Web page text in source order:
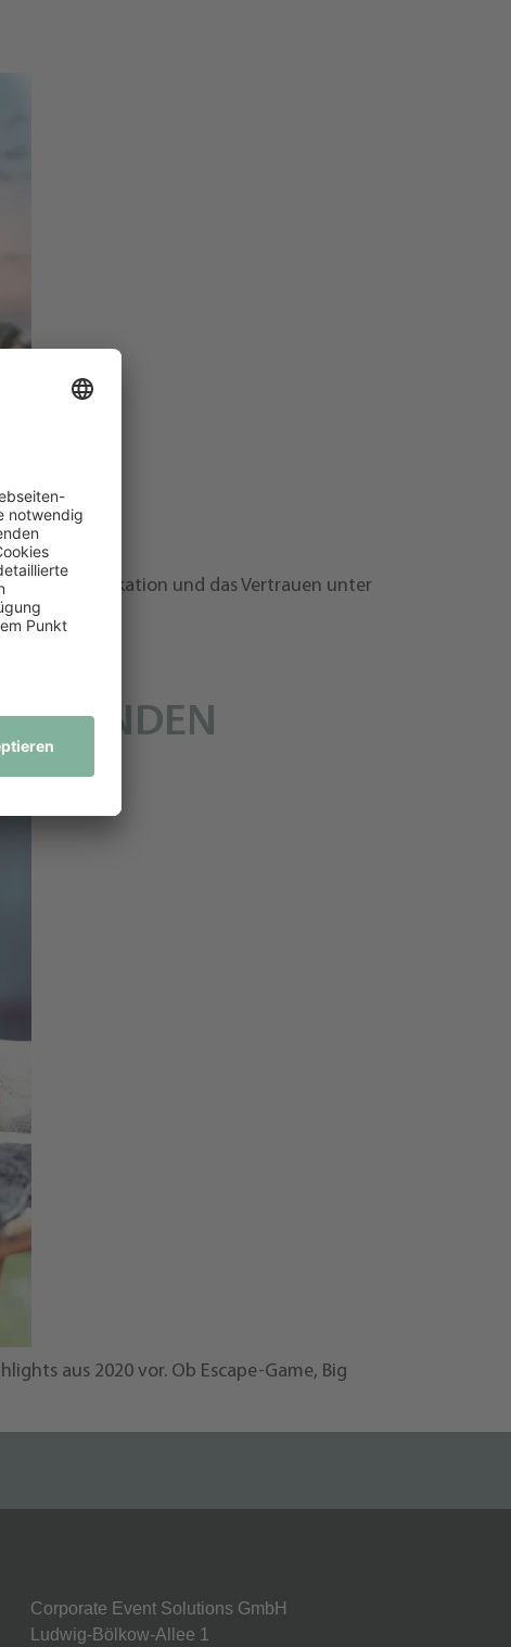
Kommunikation und das Vertrauen unter
KUNDEN
aus 2020 vor. Ob Escape-Game, Big
Corporate Event Solutions GmbH
Ludwig-Bölkow-Allee 1